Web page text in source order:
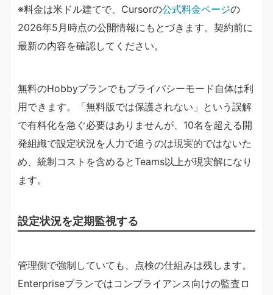
※料金は米ドル建てで、Cursorの公式料金ページの
2026年5月時点の公開情報にもとづきます。契約前に
最新の内容を確認してください。
無料のHobbyプランでもプライバシーモード自体は利
用できます。「無料版では保護されない」という誤解
で有料化を急ぐ必要はありませんが、10名を超える開
発組織で設定状況を人力で追うのは現実的ではないた
め、統制コストを含めるとTeams以上が現実解になり
ます。
設定状況を定期監視する
管理側で強制していても、点検の仕組みは残します。
Enterpriseプランではコンプライアンス向けの監査ロ